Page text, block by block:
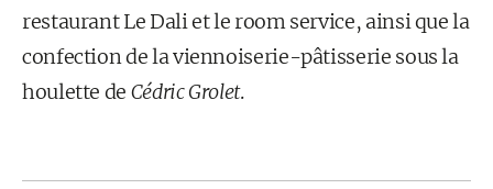
restaurant Le Dali et le room service, ainsi que la
confection de la viennoiserie-pâtisserie sous la
houlette de Cédric Grolet.